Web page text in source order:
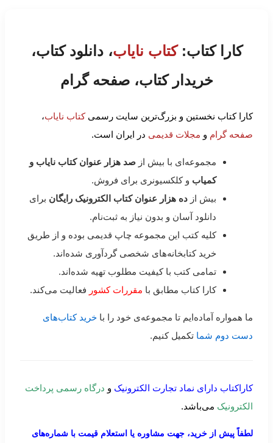
کارا کتاب:کتاب نایاب، دانلود کتاب،
خریدار کتاب، صفحه گرام
کارا کتاب نخستین و بزرگ‌ترین سایت رسمیکتاب نایاب،
صفحه گرام و مجلات قدیمی در ایران است.
مجموعه‌ای با بیش از صد هزار عنوان کتاب نایاب و
کمیاب و کلکسیونری برای فروش.
بیش از ده هزار عنوان کتاب الکترونیک رایگان برای
دانلود آسان و بدون نیاز به ثبت‌نام.
کلیه کتب این مجموعه چاپ قدیمی بوده و از طریق
خرید کتابخانه‌های شخصی گردآوری شده‌اند.
تمامی کتب با کیفیت مطلوب تهیه شده‌اند.
کارا کتاب مطابق با مقررات کشور فعالیت می‌کند.
ما همواره آماده‌ایم تا مجموعه‌ی خود را با خرید کتاب‌های
دست دوم شما تکمیل کنیم.
کاراکتاب دارای نماد تجارت الکترونیک و درگاه رسمی پرداخت
الکترونیک می‌باشد.
لطفاً پیش از خرید، جهت مشاوره یا استعلام قیمت با شماره‌های